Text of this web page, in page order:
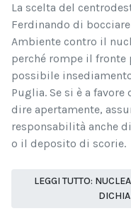
La scelta del
Ferdinando di
Ambiente contro il
perché rompe il fronte
possibile
Puglia. Se si è a
dire apertamente,
responsabilità anche
o il deposito di scorie.
LEGGI TUTTO: